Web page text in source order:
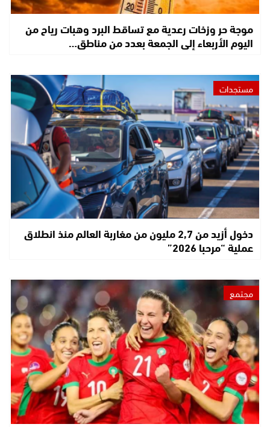
موجة حر وزخات رعدية مع تساقط البرد وهبات رياح من
اليوم الأربعاء إلى الجمعة بعدد من مناطق…
مستجدات
دخول أزيد من 2,7 مليون من مغاربة العالم منذ انطلاق
عملية “مرحبا 2026”
مجتمع